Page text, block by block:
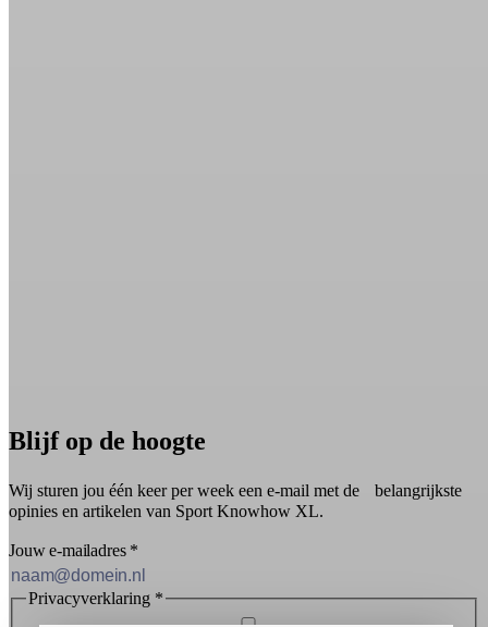
Blijf op de hoogte
Wij sturen jou één keer per week een e-mail met de belangrijkste
opinies en artikelen van Sport Knowhow XL.
Jouw e-mailadres *
Privacyverklaring *